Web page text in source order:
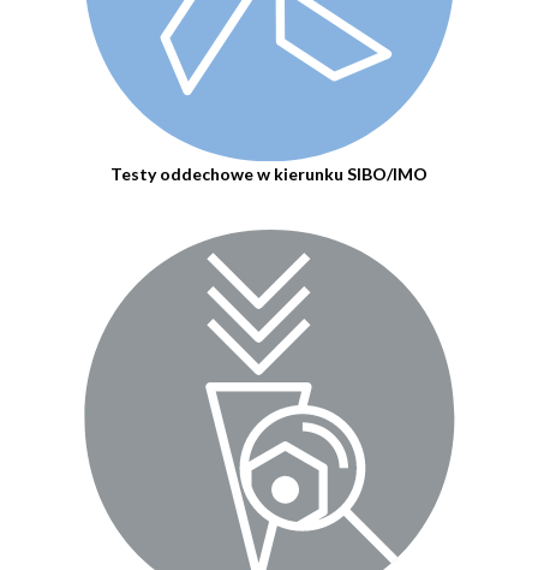
Testy oddechowe w kierunku SIBO/IMO